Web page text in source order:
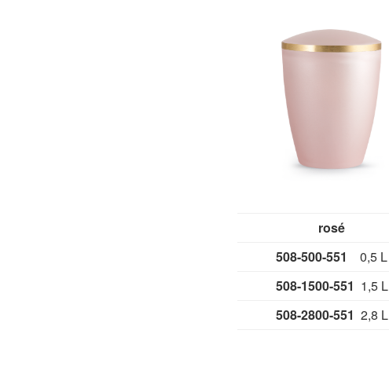
rosé
508-500-5510,5 L
508-1500-551 1,5 L
508-2800-551 2,8 L